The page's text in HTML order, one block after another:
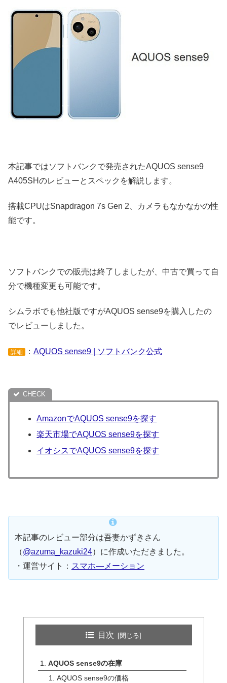
本記事ではソフトバンクで発売されたAQUOS sense9
A405SHのレビューとスペックを解説します。
搭載CPUはSnapdragon 7s Gen 2、カメラもなかなかの性
能です。
ソフトバンクでの販売は終了しましたが、中古で買って自
分で機種変更も可能です。
シムラボでも他社版ですがAQUOS sense9を購入したの
でレビューしました。
詳細 ： AQUOS sense9 | ソフトバンク公式
AmazonでAQUOS sense9を探す
楽天市場でAQUOS sense9を探す
イオシスでAQUOS sense9を探す
本記事のレビュー部分は吾妻かずきさん
（@azuma_kazuki24）に作成いただきました。
・運営サイト： スマホ―メーション
目次
AQUOS sense9の在庫
AQUOS sense9の価格